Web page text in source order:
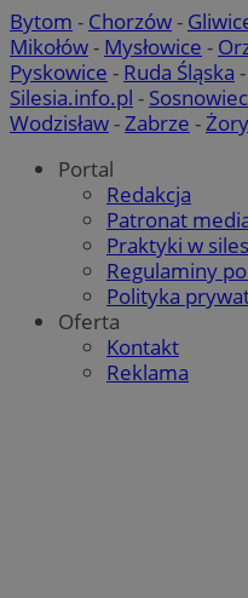
Bytom - Chorzów-
Mikołów- Mysłowice -
Pyskowice - Ruda Śląska -
Silesia.info.pl - Sosnowiec
Wodzisław- Zabrze - Żory
Portal
Redakcja
Patronat
Praktyki w
Regulaminy
Polityka
Oferta
Kontakt
Reklama